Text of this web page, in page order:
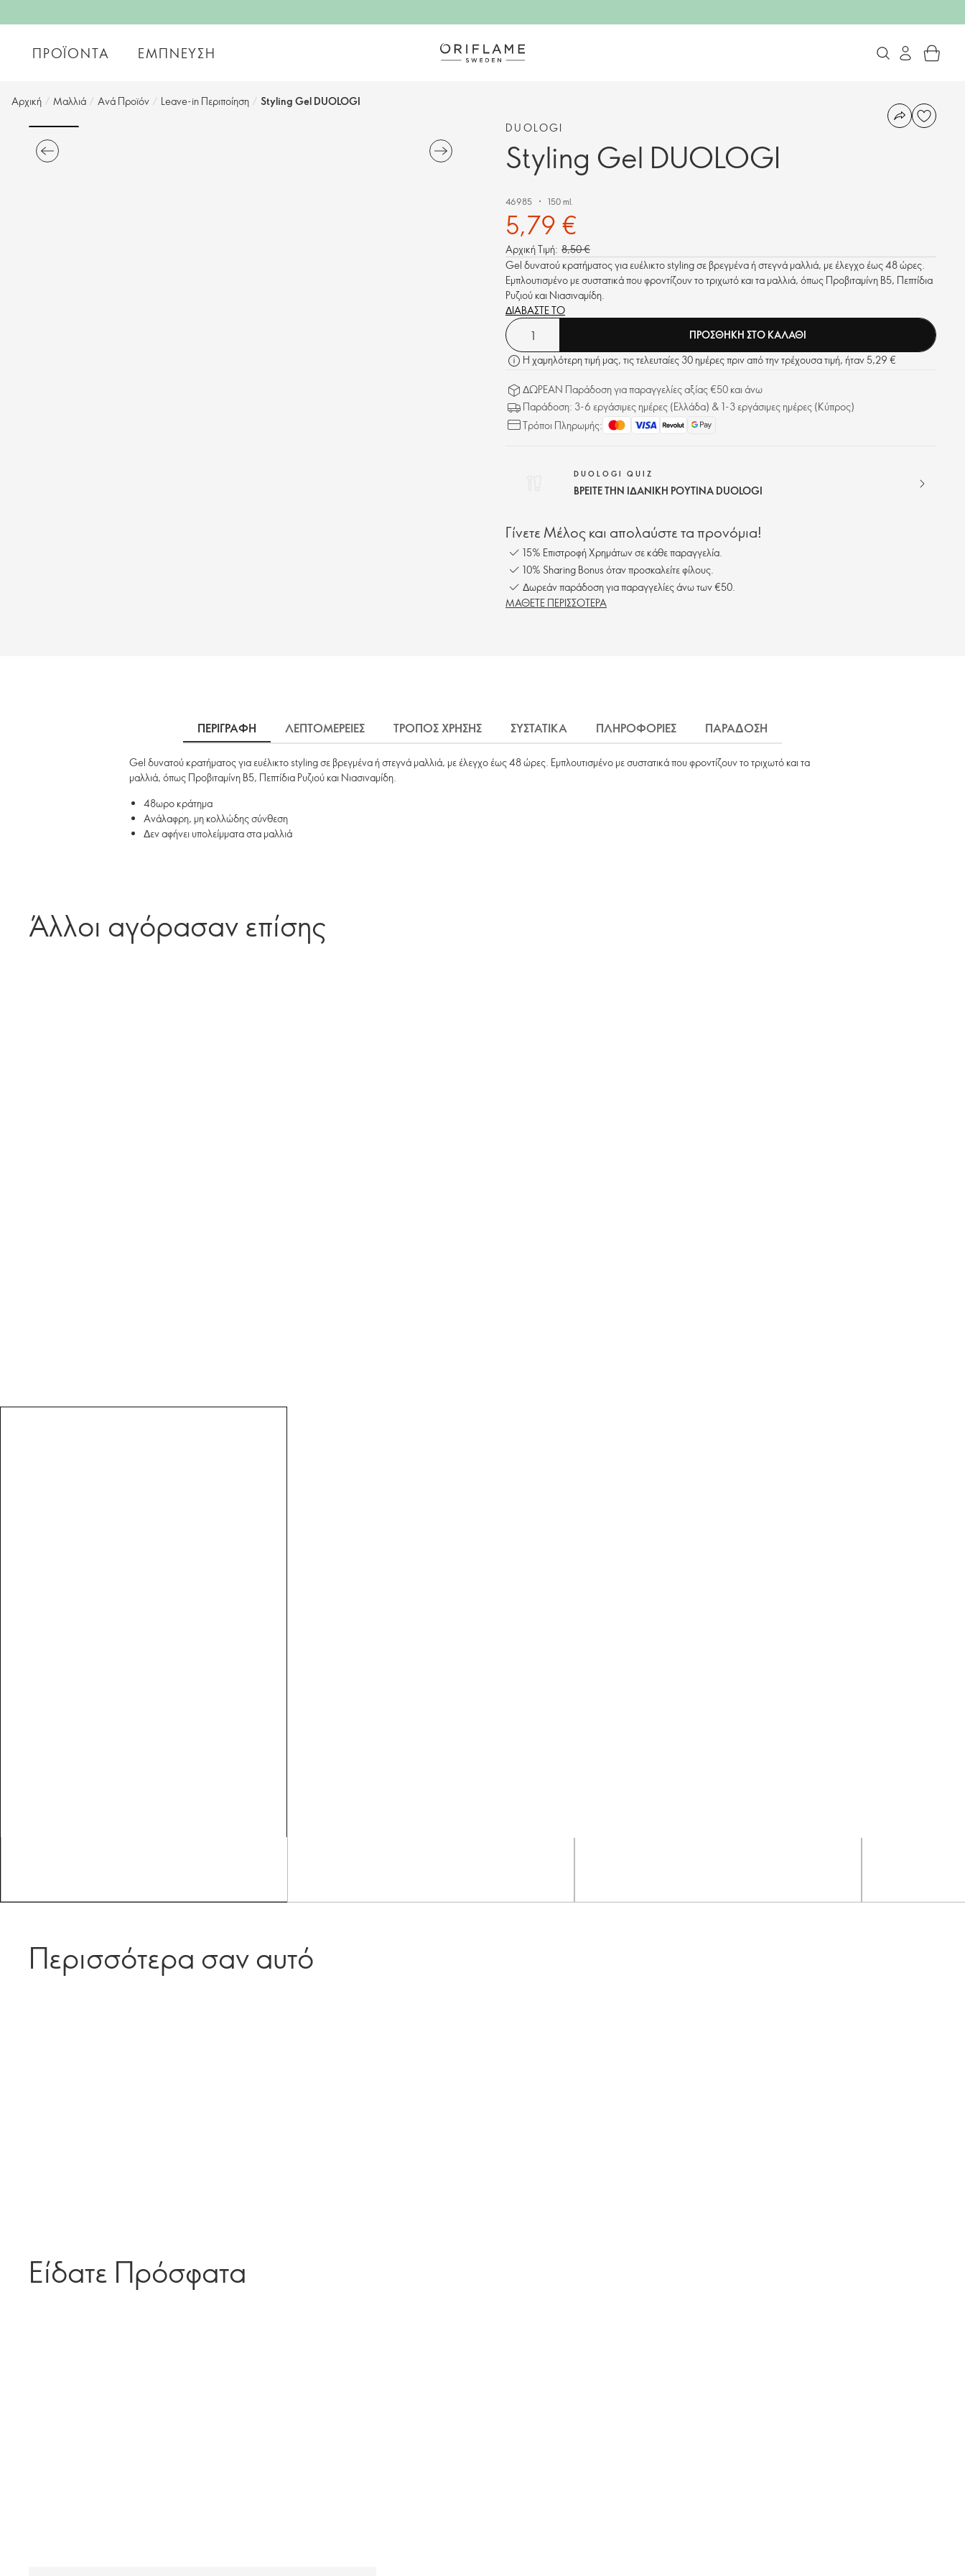
ΠΡΟΪΌΝΤΑ ΈΜΠΝΕΥΣΗ
Αρχική / Μαλλιά / Ανά Προϊόν / Leave-in Περιποίηση / Styling Gel DUOLOGI
DUOLOGI
Styling Gel DUOLOGI
46985 150 ml.
5,79 €
Αρχική Τιμή: 8,50 €
Gel δυνατού κρατήματος για ευέλικτο styling σε βρεγμένα ή στεγνά μαλλιά, με έλεγχο έως 48 ώρες.
Εμπλουτισμένο με συστατικά που φροντίζουν το τριχωτό και τα μαλλιά, όπως Προβιταμίνη B5, Πεπτίδια
Ρυζιού και Νιασιναμίδη.
ΔΙΑΒΑΣΤΕ ΤΟ
ΠΡΟΣΘΗΚΗ ΣΤΟ ΚΑΛΑΘΙ
Η χαμηλότερη τιμή μας, τις τελευταίες 30 ημέρες πριν από την τρέχουσα τιμή, ήταν 5,29 €
ΔΩΡΕΑΝ Παράδοση για παραγγελίες αξίας €50 και άνω
Παράδοση: 3-6 εργάσιμες ημέρες (Ελλάδα) & 1-3 εργάσιμες ημέρες (Κύπρος)
Τρόποι Πληρωμής:
DUOLOGI QUIZ
ΒΡΕΙΤΕ ΤΗΝ ΙΔΑΝΙΚΗ ΡΟΥΤΙΝΑ DUOLOGI
Γίνετε Μέλος και απολαύστε τα προνόμια!
15% Επιστροφή Χρημάτων σε κάθε παραγγελία.
10% Sharing Bonus όταν προσκαλείτε φίλους.
Δωρεάν παράδοση για παραγγελίες άνω των €50.
ΜΑΘΕΤΕ ΠΕΡΙΣΣΟΤΕΡΑ
ΠΕΡΙΓΡΑΦΗ ΛΕΠΤΟΜΕΡΕΙΕΣ ΤΡΟΠΟΣ ΧΡΗΣΗΣ ΣΥΣΤΑΤΙΚΑ ΠΛΗΡΟΦΟΡΙΕΣ ΠΑΡΑΔΟΣΗ
Gel δυνατού κρατήματος για ευέλικτο styling σε βρεγμένα ή στεγνά μαλλιά, με έλεγχο έως 48 ώρες. Εμπλουτισμένο με συστατικά που φροντίζουν το τριχωτό και τα
μαλλιά, όπως Προβιταμίνη B5, Πεπτίδια Ρυζιού και Νιασιναμίδη.
48ωρο κράτημα
Ανάλαφρη, μη κολλώδης σύνθεση
Δεν αφήνει υπολείμματα στα μαλλιά
Άλλοι αγόρασαν επίσης
Περισσότερα σαν αυτό
Είδατε Πρόσφατα